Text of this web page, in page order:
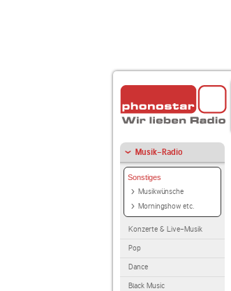
Musik-Radio
Sonstiges
Musikwünsche
Morningshow etc.
Konzerte & Live-Musik
Pop
Dance
Black Music